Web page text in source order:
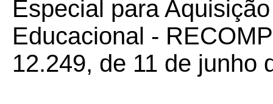
Especial para
Educacional -
12.249, de 11 de junho